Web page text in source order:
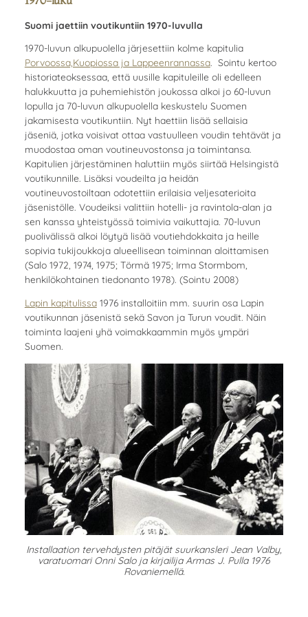
Suomi jaettiin voutikuntiin 1970-luvulla
1970-luvun alkupuolella järjesettiin kolme kapitulia
Porvoossa,Kuopiossa ja Lappeenrannassa. Sointu kertoo
historiateoksessaa, että uusille kapituleille oli edelleen
halukkuutta ja puhemiehistön joukossa alkoi jo 60-luvun
lopulla ja 70-luvun alkupuolella keskustelu Suomen
jakamisesta voutikuntiin. Nyt haettiin lisää sellaisia
jäseniä, jotka voisivat ottaa vastuulleen voudin tehtävät ja
muodostaa oman voutineuvostonsa ja toimintansa.
Kapitulien järjestäminen haluttiin myös siirtää Helsingistä
voutikunnille. Lisäksi voudeilta ja heidän
voutineuvostoiltaan odotettiin erilaisia veljesaterioita
jäsenistölle. Voudeiksi valittiin hotelli- ja ravintola-alan ja
sen kanssa yhteistyössä toimivia vaikuttajia. 70-luvun
puolivälissä alkoi löytyä lisää voutiehdokkaita ja heille
sopivia tukijoukkoja alueellisean toiminnan aloittamisen
(Salo 1972, 1974, 1975; Törmä 1975; Irma Stormbom,
henkilökohtainen tiedonanto 1978). (Sointu 2008)
Lapin kapitulissa1976 installoitiin mm. suurin osa Lapin
voutikunnan jäsenistä sekä Savon ja Turun voudit. Näin
toiminta laajeni yhä voimakkaammin myös ympäri
Suomen.
Installaation tervehdysten pitäjät suurkansleri Jean Valby,
varatuomari Onni Salo ja kirjailija Armas J. Pulla 1976
Rovaniemellä.